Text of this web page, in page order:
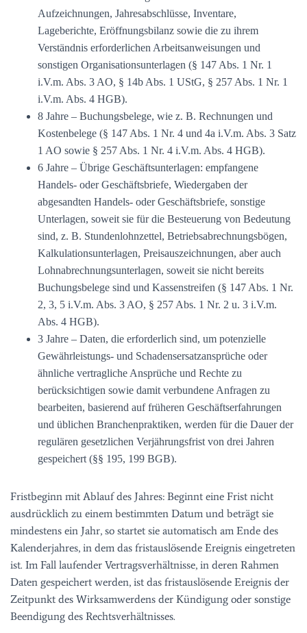
Aufzeichnungen, Jahresabschlüsse, Inventare,
Lageberichte, Eröffnungsbilanz sowie die zu ihrem
Verständnis erforderlichen Arbeitsanweisungen und
sonstigen Organisationsunterlagen (§ 147 Abs. 1 Nr. 1
i.V.m. Abs. 3 AO, § 14b Abs. 1 UStG, § 257 Abs. 1 Nr. 1
i.V.m. Abs. 4 HGB).
8 Jahre – Buchungsbelege, wie z. B. Rechnungen und
Kostenbelege (§ 147 Abs. 1 Nr. 4 und 4a i.V.m. Abs. 3 Satz
1 AO sowie § 257 Abs. 1 Nr. 4 i.V.m. Abs. 4 HGB).
6 Jahre – Übrige Geschäftsunterlagen: empfangene
Handels- oder Geschäftsbriefe, Wiedergaben der
abgesandten Handels- oder Geschäftsbriefe, sonstige
Unterlagen, soweit sie für die Besteuerung von Bedeutung
sind, z. B. Stundenlohnzettel, Betriebsabrechnungsbögen,
Kalkulationsunterlagen, Preisauszeichnungen, aber auch
Lohnabrechnungsunterlagen, soweit sie nicht bereits
Buchungsbelege sind und Kassenstreifen (§ 147 Abs. 1 Nr.
2, 3, 5 i.V.m. Abs. 3 AO, § 257 Abs. 1 Nr. 2 u. 3 i.V.m.
Abs. 4 HGB).
3 Jahre – Daten, die erforderlich sind, um potenzielle
Gewährleistungs- und Schadensersatzansprüche oder
ähnliche vertragliche Ansprüche und Rechte zu
berücksichtigen sowie damit verbundene Anfragen zu
bearbeiten, basierend auf früheren Geschäftserfahrungen
und üblichen Branchenpraktiken, werden für die Dauer der
regulären gesetzlichen Verjährungsfrist von drei Jahren
gespeichert (§§ 195, 199 BGB).
Fristbeginn mit Ablauf des Jahres: Beginnt eine Frist nicht
ausdrücklich zu einem bestimmten Datum und beträgt sie
mindestens ein Jahr, so startet sie automatisch am Ende des
Kalenderjahres, in dem das fristauslösende Ereignis eingetreten
ist. Im Fall laufender Vertragsverhältnisse, in deren Rahmen
Daten gespeichert werden, ist das fristauslösende Ereignis der
Zeitpunkt des Wirksamwerdens der Kündigung oder sonstige
Beendigung des Rechtsverhältnisses.